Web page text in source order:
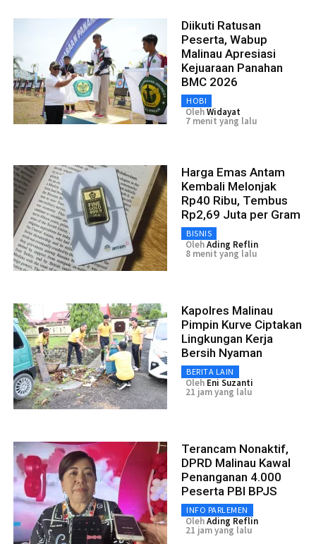
Diikuti Ratusan
Peserta, Wabup
Malinau Apresiasi
Kejuaraan Panahan
BMC 2026
HOBI
OlehWidayat
7 menit yang lalu
Harga Emas Antam
Kembali Melonjak
Rp40 Ribu, Tembus
Rp2,69 Juta per Gram
BISNIS
OlehAding Reflin
8 menit yang lalu
Kapolres Malinau
Pimpin Kurve Ciptakan
Lingkungan Kerja
Bersih Nyaman
BERITA LAIN
Oleh Eni Suzanti
21 jam yang lalu
Terancam Nonaktif,
DPRD Malinau Kawal
Penanganan 4.000
Peserta PBI BPJS
INFO PARLEMEN
OlehAding Reflin
21 jam yang lalu